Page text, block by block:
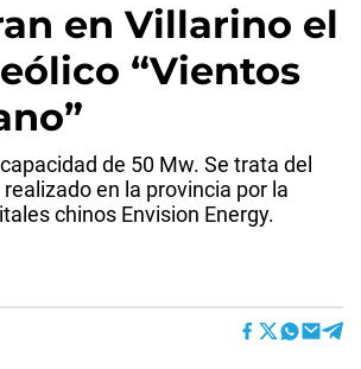
en Villarino el
“Vientos
de 50 Mw. Se trata del
en la provincia por la
chinos Envision Energy.